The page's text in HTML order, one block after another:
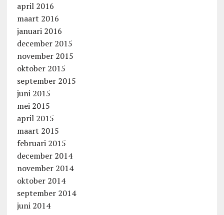
april 2016
maart 2016
januari 2016
december 2015
november 2015
oktober 2015
september 2015
juni 2015
mei 2015
april 2015
maart 2015
februari 2015
december 2014
november 2014
oktober 2014
september 2014
juni 2014